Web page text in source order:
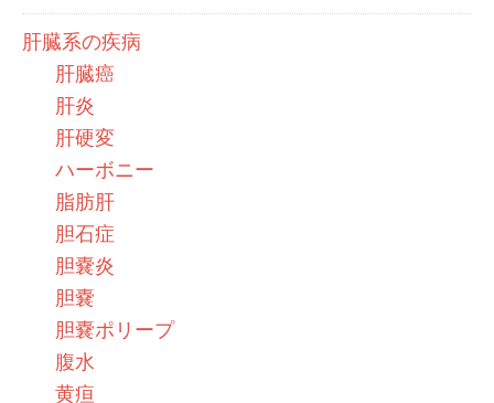
肝臓系の疾病
肝臓癌
肝炎
肝硬変
ハーボニー
脂肪肝
胆石症
胆嚢炎
胆嚢
胆嚢ポリープ
腹水
黄疸